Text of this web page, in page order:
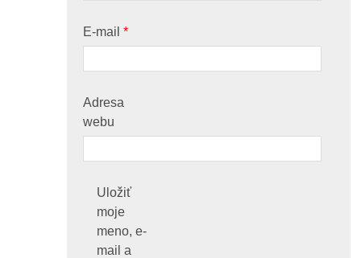
E-mail*
Adresa
webu
Uložiť
moje
meno, e-
mail a